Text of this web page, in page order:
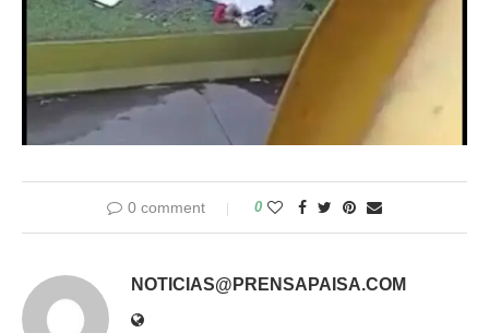
0 comment 0
NOTICIAS@PRENSAPAISA.COM